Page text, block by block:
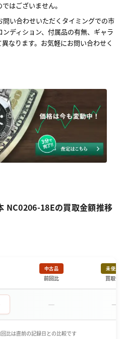
はございません。
い合わせいただくタイミングでの市
ディション、付属品の有無、ギャラ
なります。お気軽にお問い合わせく
NC0206-18Eの買取金額推移
中古品
前回比
未使用
買取価
－ －
比は直前の記録日との比較です